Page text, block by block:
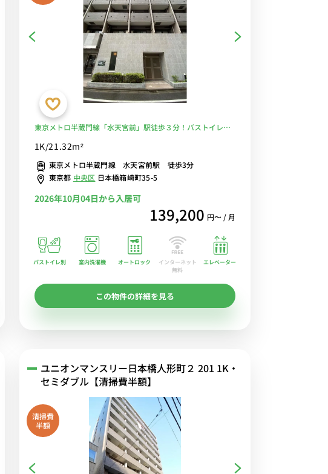
東京メトロ半蔵門線「水天宮前」駅徒歩３分！バストイレ別
1K/21.32m²
東京メトロ半蔵門線 水天宮前駅 徒歩3分
東京都 中央区 日本橋箱崎町35-5
2026年10月04日から入居可
139,200 円〜 / 月
バストイレ別 室内洗濯機 オートロック
インターネット
無料
エレベーター
この物件の詳細を見る
ユニオンマンスリー日本橋人形町２ 201 1K・
セミダブル【清掃費半額】
清掃費
半額